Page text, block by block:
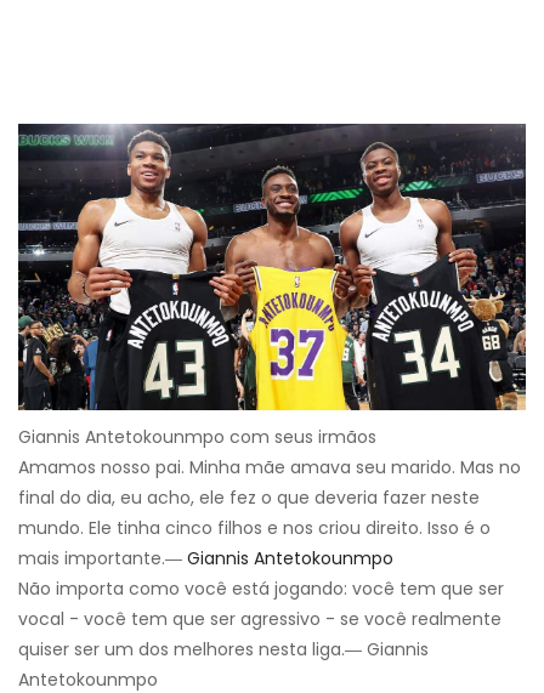
Giannis Antetokounmpo com seus irmãos
Amamos nosso pai. Minha mãe amava seu marido. Mas no
final do dia, eu acho, ele fez o que deveria fazer neste
mundo. Ele tinha cinco filhos e nos criou direito. Isso é o
mais importante.― Giannis Antetokounmpo
Não importa como você está jogando: você tem que ser
vocal - você tem que ser agressivo - se você realmente
quiser ser um dos melhores nesta liga.― Giannis
Antetokounmpo